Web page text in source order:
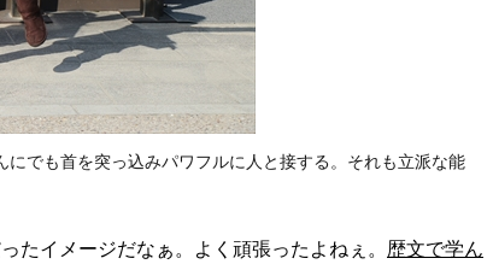
でも首を突っ込みパワフルに人と接する。それも立派な能
たイメージだなぁ。よく頑張ったよねぇ。 歴文で学ん